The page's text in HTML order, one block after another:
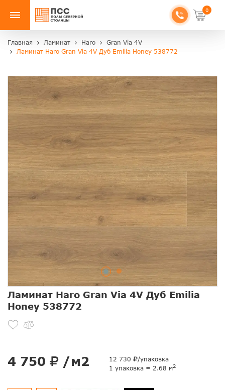
0
Главная Ламинат Haro
Gran Via 4V
Ламинат Haro Gran Via 4V Дуб Emilia Honey 538772
Ламинат Haro Gran Via 4V Дуб Emilia
Honey 538772
4 750 /м2 12 730
/упаковка
1 упаковка = 2.68 м2